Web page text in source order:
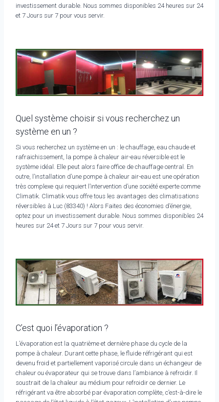
investissement durable. Nous sommes disponibles 24 heures sur 24
et 7 Jours sur 7 pour vous servir.
Quel système choisir si vous recherchez un
système en un ?
Si vous recherchez un système en un : le chauffage, eau chaude et
rafraichissement, la pompe à chaleur air-eau réversible est le
système idéal. Elle peut alors faire office de chauffage central. En
outre, l’installation d’une pompe à chaleur air-eau est une opération
très complexe qui requiert l’intervention d’une société experte comme
Climatik. Climatik vous offre tous les avantages des climatisations
réversibles à Luc (83340) ! Alors Faites des économies d’énergie,
optez pour un investissement durable. Nous sommes disponibles 24
heures sur 24 et 7 Jours sur 7 pour vous servir.
C’est quoi l’évaporation ?
L’évaporation est la quatrième et dernière phase du cycle de la
pompe à chaleur. Durant cette phase, le fluide réfrigérant qui est
devenu froid et partiellement vaporisé circule dans un échangeur de
chaleur ou évaporateur qui se trouve dans l’ambiance à refroidir. Il
soustrait de la chaleur au médium pour refroidir ce dernier. Le
réfrigérant va être absorbé par évaporation complète, c’est-à-dire le